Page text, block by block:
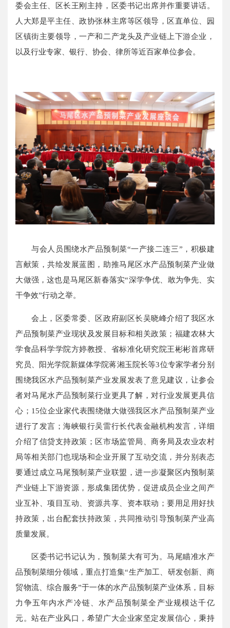
委会主任、区长王刚主持，区委书记出席并作重要讲话。
人大郑是平主任、政协张林主席等区领导，区直单位、园
区镇街主要领导，一产和二产龙头及产业链上下游企业，
以及行业专家、银行、协会、律所等近百家单位参会。
与会人员围绕水产品预制菜“一产接二连三”，积极建
言献策，共绘发展蓝图，助推马尾区水产品预制菜产业做
大做强，这也是马尾区新春落实“深学争优、敢为争先、实
干争效”行动之举。
会上，区委常委、区政府副区长吴晓峰介绍了我区水
产品预制菜产业现状及发展目标和相关政策；福建农林大
学食品科学学院方婷教授、省标准化研究院王彬彬首席研
究员、阳光学院新媒体学院蒋湘玉院长等3位专家学者分别
围绕我区水产品预制菜产业发展发表了意见建议，让参会
者对马尾水产品预制菜行业更具了解，对行业发展更具信
心；15位企业家代表围绕做大做强我区水产品预制菜产业
进行了发言；海峡银行吴雷行长代表金融机构发言，详细
介绍了信贷支持政策；区市场监管局、商务局及农业农村
局等相关部门也现场和企业开展了互动交流，并分别表态
要通过成立马尾预制菜产业联盟，进一步凝聚区内预制菜
产业链上下游资源，形成集团优势，促进成员企业之间产
业互补、项目互动、资源共享、资本联动；要用足用好扶
持政策，出台配套扶持政策，共同推动引导预制菜产业高
质量发展。
区委书记书记认为，预制菜大有可为。马尾瞄准水产
品预制菜细分领域，重点打造集“生产加工、研发创新、商
贸物流、综合服务”于一体的水产品预制菜产业体系，目标
力争五年内水产冷链、水产品预制菜全产业规模达千亿
元。站在产业风口，希望广大企业家坚定发展信心，秉持